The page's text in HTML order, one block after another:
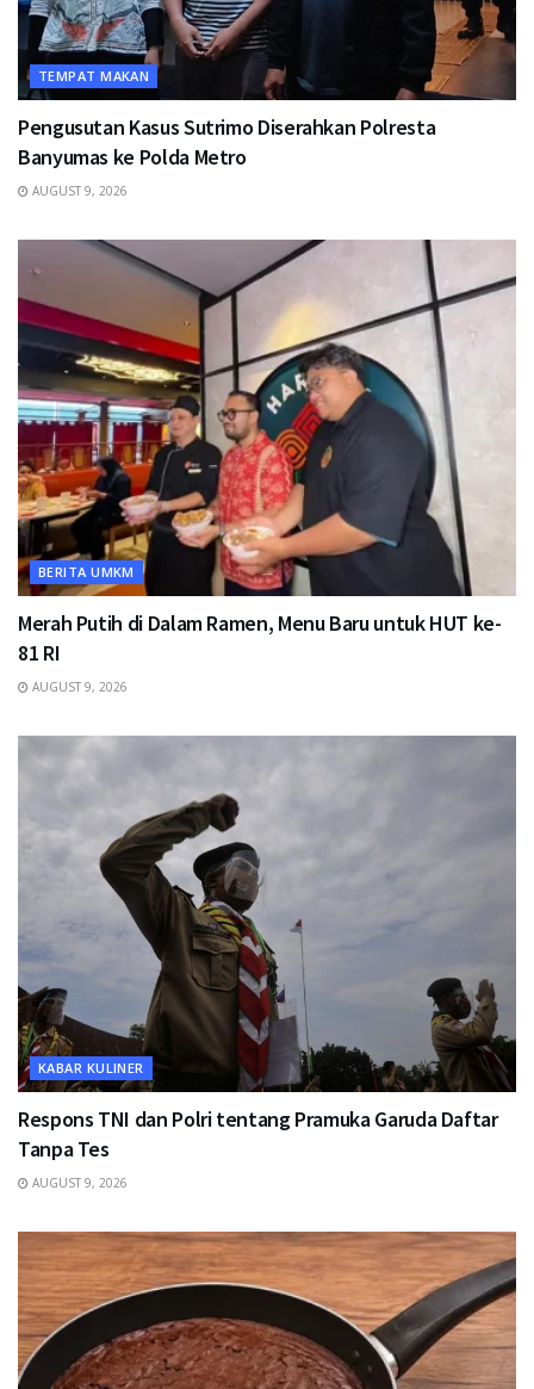
TEMPAT MAKAN
Pengusutan Kasus Sutrimo Diserahkan Polresta
Banyumas ke Polda Metro
AUGUST 9, 2026
BERITA UMKM
Merah Putih di Dalam Ramen, Menu Baru untuk HUT ke-
81 RI
AUGUST 9, 2026
KABAR KULINER
Respons TNI dan Polri tentang Pramuka Garuda Daftar
Tanpa Tes
AUGUST 9, 2026